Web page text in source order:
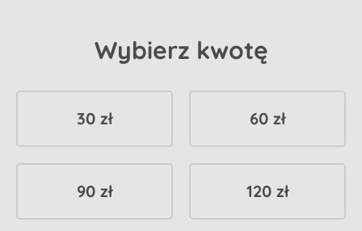
Wybierz kwotę
30 zł 60 zł
90 zł 120 zł